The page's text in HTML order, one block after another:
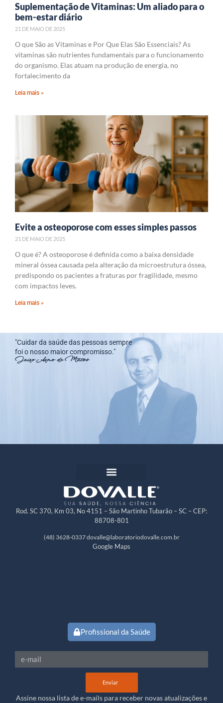
Suplementação de Vitaminas: Um aliado para o
bem-estar diário
21 DE MAIO DE 2025
O que São as Vitaminas e Por Que Elas São Essenciais? As
vitaminas são nutrientes fundamentais para o funcionamento
do organismo. Elas atuam na produção de energia, no
fortalecimento da
Leia mais »
Evite a osteoporose com esses simples passos
21 DE MAIO DE 2025
O que é? A osteoporose é definida como a baixa densidade
mineral óssea causada pela alteração da microestrutura óssea,
predispondo os pacientes a fraturas por fragilidade, mesmo
com impactos leves.
Leia mais »
"Cuidar da saúde das pessoas sempre
foi o nosso maior compromisso."
Jairo Armo de Matos
Rod. SC 370, Km 03, No 4151 – São Martinho Tubarão – SC – CEP:
88708-801
(48) 3628-0337dovalle@laboratoriodovalle.com.br
Google Maps
Profissional da Saúde
Enviar
Assine nossa lista de e-mails para receber novas atualizações e